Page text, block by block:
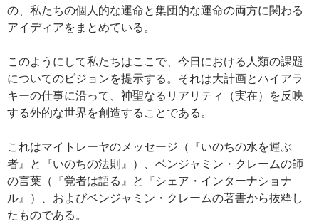
の、私たちの個人的な運命と集団的な運命の両方に関わる
アイディアをまとめている。
このようにして私たちはここで、今日における人類の課題
についてのビジョンを提示する。それは大計画とハイアラ
キーの仕事に沿って、神聖なるリアリティ（実在）を反映
する外的な世界を創造することである。
これはマイトレーヤのメッセージ（『いのちの水を運ぶ
者』と『いのちの法則』）、ベンジャミン・クレームの師
の言葉（『覚者は語る』と『シェア・インターナショナ
ル』）、およびベンジャミン・クレームの著書から抜粋し
たものである。